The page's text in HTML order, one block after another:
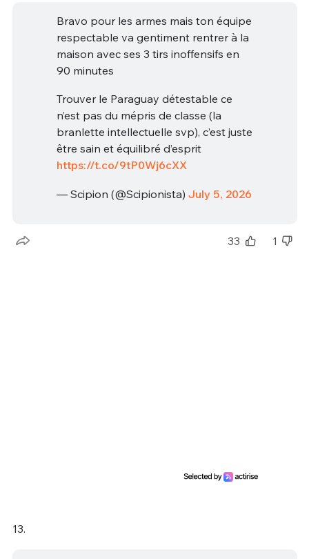
Bravo pour les armes mais ton équipe
respectable va gentiment rentrer à la
maison avec ses 3 tirs inoffensifs en
90 minutes
Trouver le Paraguay détestable ce
n’est pas du mépris de classe (la
branlette intellectuelle svp), c’est juste
être sain et équilibré d’esprit
https://t.co/9tP0Wj6cXX
— Scipion (@Scipionista) July 5, 2026
33 1
13.